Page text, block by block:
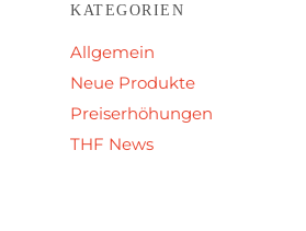
KATEGORIEN
Allgemein
Neue Produkte
Preiserhöhungen
THF News